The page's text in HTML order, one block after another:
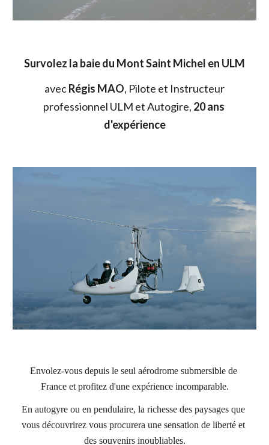
Survolez la baie du Mont Saint Michel en ULM
avec Régis MAO, Pilote et Instructeur
professionnel ULM et Autogire, 20 ans
d'expérience
Envolez-vous depuis le seul aérodrome submersible de
France et profitez d'une expérience incomparable.
En autogyre ou en pendulaire, la richesse des paysages que
vous découvrirez vous procurera une sensation de liberté et
des souvenirs inoubliables.